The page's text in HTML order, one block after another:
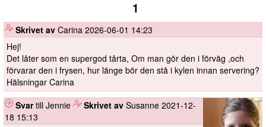
1
Skrivet av Carina 2026-06-01 14:23
Hej!
Det låter som en supergod tårta, Om man gör den i förväg ,och
förvarar den i frysen, hur länge bör den stå i kylen innan servering?
Hälsningar Carina
Svartill Jennie Skrivet av Susanne 2021-12-
18 15:13